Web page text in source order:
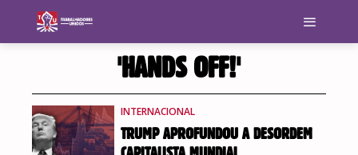
'HANDS OFF!'
INTERNACIONAL
TRUMP APROFUNDOU A DESORDEM